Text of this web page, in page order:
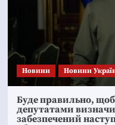
Новини Новини
Буде правильно, щоб
депутатами
забезпечений